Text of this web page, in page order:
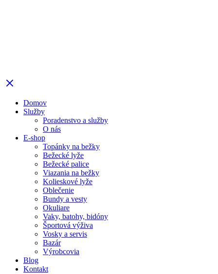
Domov
Služby
Poradenstvo a služby
O nás
E-shop
Topánky na bežky
Bežecké lyže
Bežecké palice
Viazania na bežky
Kolieskové lyže
Oblečenie
Bundy a vesty
Okuliare
Vaky, batohy, bidóny
Športová výživa
Vosky a servis
Bazár
Výrobcovia
Blog
Kontakt